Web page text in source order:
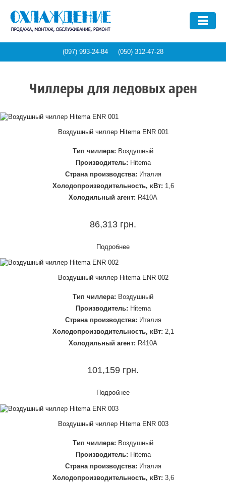
(097) 993-24-84 (050) 312-47-28
ПРОИЗВОДИТЕЛЬ
Aquatech
BlueBox
Climaveneta
Dalgakiran
Thermocold
СТРАНА ПРОИЗВОДСТВА
Италия
Турция
Украина
Абсорбционный
Компактный
Охлаждение воды
Термопластавтоматы
Системы кондиционирования
Фармацевтическая пром...
Хлебобулочная пром...
Молочная пром...
Соки и напитки
НАШИ УСЛУГИ
Монтаж и настройка чиллера
Лизинг оборудования
Чиллеры для ледовых арен
Воздушный чиллер Hitema ENR 001
Тип чиллера: Воздушный
Производитель: Hitema
Страна производства: Италия
Холодопроизводительность, кВт: 1,6
Холодильный агент: R410A
86,313 грн.
Подробнее
Воздушный чиллер Hitema ENR 002
Тип чиллера: Воздушный
Производитель: Hitema
Страна производства: Италия
Холодопроизводительность, кВт: 2,1
Холодильный агент: R410A
101,159 грн.
Подробнее
Воздушный чиллер Hitema ENR 003
Тип чиллера: Воздушный
Производитель: Hitema
Страна производства: Италия
Холодопроизводительность, кВт: 3,6